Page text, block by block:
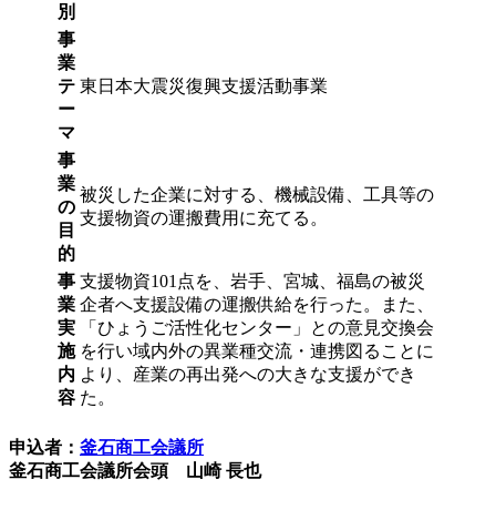
別
事
業
テ
ー
マ
東日本大震災復興支援活動事業
事
業
の
目
的
被災した企業に対する、機械設備、工具等の
支援物資の運搬費用に充てる。
事
業
実
施
内
容
支援物資101点を、岩手、宮城、福島の被災
企者へ支援設備の運搬供給を行った。また、
「ひょうご活性化センター」との意見交換会
を行い域内外の異業種交流・連携図ることに
より、産業の再出発への大きな支援ができ
た。
申込者： 釜石商工会議所
釜石商工会議所会頭 山崎 長也